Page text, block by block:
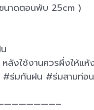
นาดตอนพับ 25cm )
ลังใช้งานควรผึ่งให้แห้
มกันฝน #ร่มสามท่อ